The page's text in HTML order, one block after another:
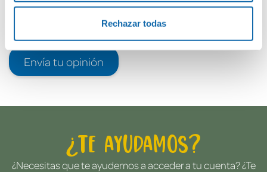
Rechazar todas
Envía tu opinión
¿Te ayudamos?
¿Necesitas que te ayudemos a acceder a tu cuenta? ¿Te